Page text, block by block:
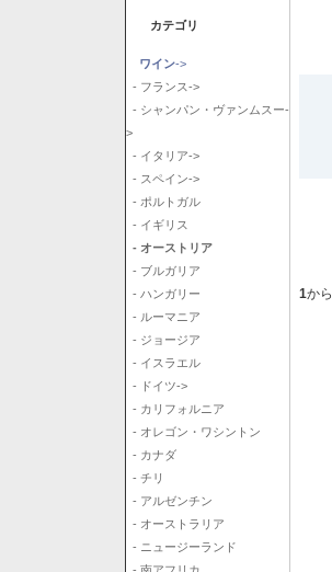
カテゴリ
ワイン->
- フランス->
- シャンパン・ヴァンムスー-
>
- イタリア->
- スペイン->
- ポルトガル
- イギリス
- オーストリア
- ブルガリア
- ハンガリー
- ルーマニア
- ジョージア
- イスラエル
- ドイツ->
- カリフォルニア
- オレゴン・ワシントン
- カナダ
- チリ
- アルゼンチン
- オーストラリア
- ニュージーランド
1から